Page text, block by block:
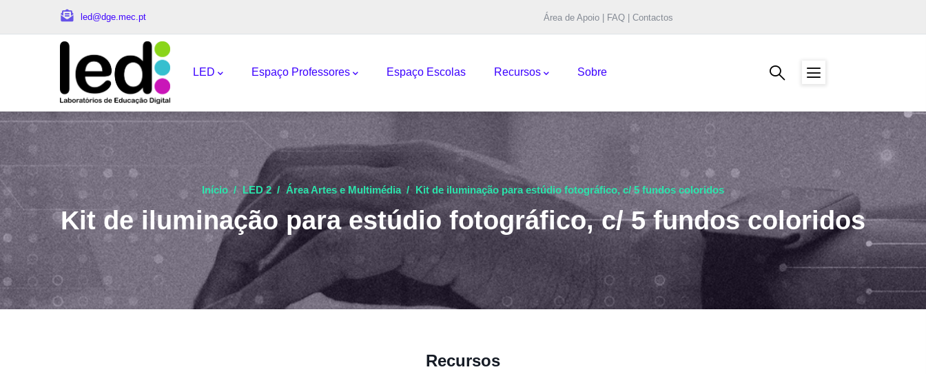
Passar para o conteúdo principal
led@dge.mec.pt Área de Apoio | FAQ | Contactos
LED Espaço Professores Espaço Escolas Recursos Sobre
Início / LED 2 / Área Artes e Multimédia / Kit de iluminação para estúdio fotográfico, c/ 5 fundos coloridos
Kit de iluminação para estúdio fotográfico, c/ 5 fundos coloridos
Recursos